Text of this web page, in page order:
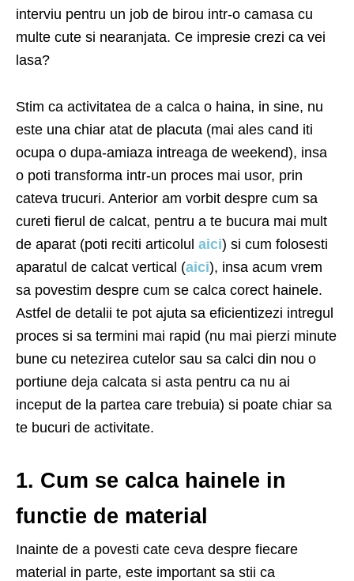
interviu pentru un job de birou intr-o camasa cu
multe cute si nearanjata. Ce impresie crezi ca vei
lasa?
Stim ca activitatea de a calca o haina, in sine, nu
este una chiar atat de placuta (mai ales cand iti
ocupa o dupa-amiaza intreaga de weekend), insa
o poti transforma intr-un proces mai usor, prin
cateva trucuri. Anterior am vorbit despre cum sa
cureti fierul de calcat, pentru a te bucura mai mult
de aparat (poti reciti articolul aici) si cum folosesti
aparatul de calcat vertical (aici), insa acum vrem
sa povestim despre cum se calca corect hainele.
Astfel de detalii te pot ajuta sa eficientizezi intregul
proces si sa termini mai rapid (nu mai pierzi minute
bune cu netezirea cutelor sau sa calci din nou o
portiune deja calcata si asta pentru ca nu ai
inceput de la partea care trebuia) si poate chiar sa
te bucuri de activitate.
1. Cum se calca hainele in
functie de material
Inainte de a povesti cate ceva despre fiecare
material in parte, este important sa stii ca